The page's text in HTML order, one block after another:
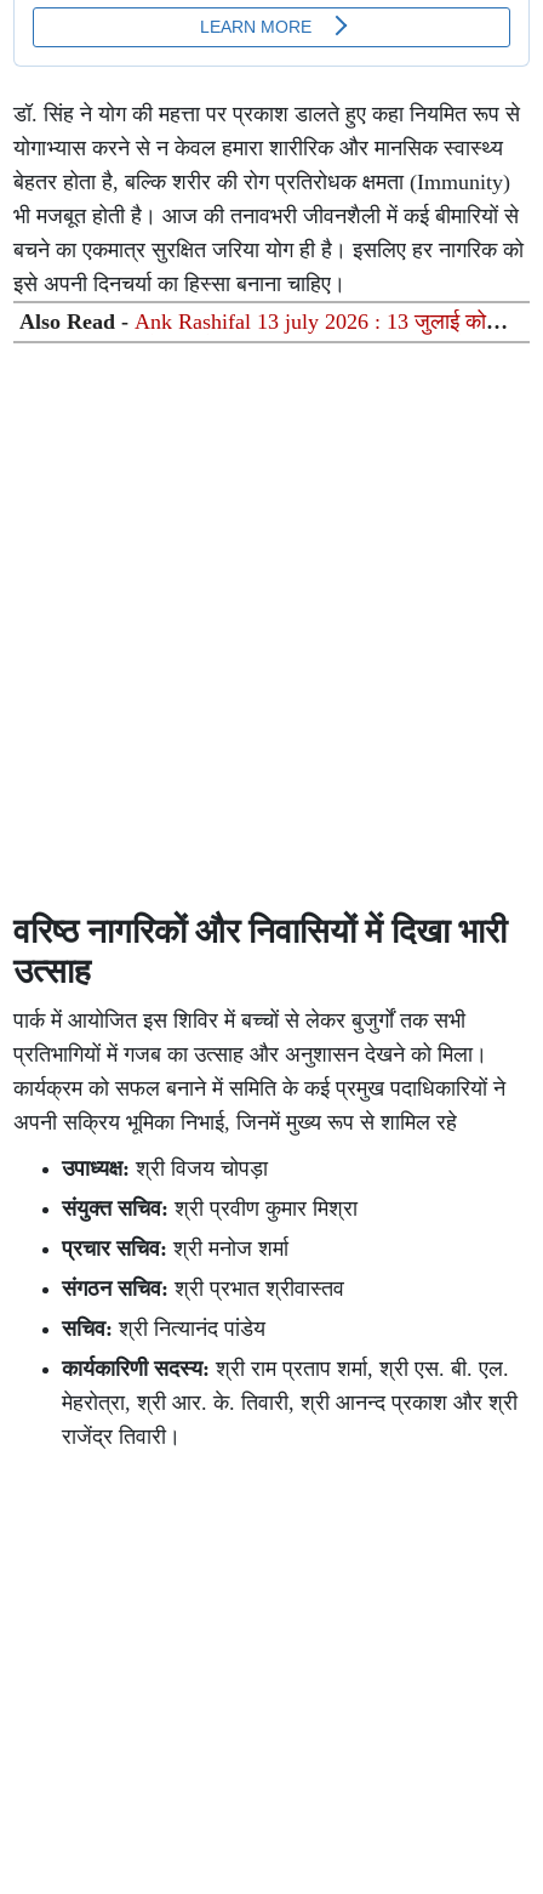
डॉ. सिंह ने योग की महत्ता पर प्रकाश डालते हुए कहा नियमित रूप से
योगाभ्यास करने से न केवल हमारा शारीरिक और मानसिक स्वास्थ्य
बेहतर होता है, बल्कि शरीर की रोग प्रतिरोधक क्षमता (Immunity)
भी मजबूत होती है। आज की तनावभरी जीवनशैली में कई बीमारियों से
बचने का एकमात्र सुरक्षित जरिया योग ही है। इसलिए हर नागरिक को
इसे अपनी दिनचर्या का हिस्सा बनाना चाहिए।
Also Read -Ank Rashifal 13 july 2026 : 13 जुलाई को
‘अंक 3’ का महायोग, जानें जन्मांक 1 से 9 तक किसका चमकेगा
वरिष्ठ नागरिकों और निवासियों में दिखा भारी
उत्साह
पार्क में आयोजित इस शिविर में बच्चों से लेकर बुजुर्गों तक सभी
प्रतिभागियों में गजब का उत्साह और अनुशासन देखने को मिला।
कार्यक्रम को सफल बनाने में समिति के कई प्रमुख पदाधिकारियों ने
अपनी सक्रिय भूमिका निभाई, जिनमें मुख्य रूप से शामिल रहे
उपाध्यक्ष: श्री विजय चोपड़ा
संयुक्त सचिव: श्री प्रवीण कुमार मिश्रा
प्रचार सचिव: श्री मनोज शर्मा
संगठन सचिव: श्री प्रभात श्रीवास्तव
सचिव: श्री नित्यानंद पांडेय
कार्यकारिणी सदस्य: श्री राम प्रताप शर्मा, श्री एस. बी. एल.
मेहरोत्रा, श्री आर. के. तिवारी, श्री आनन्द प्रकाश और श्री
राजेंद्र तिवारी।